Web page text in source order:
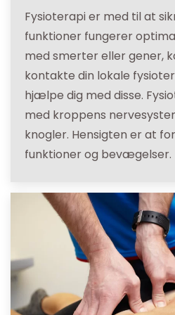
Fysioterapi er med til at
funktioner fungerer
med smerter eller gener,
kontakte din lokale
hjælpe dig med disse.
med kroppens
knogler. Hensigten er at
funktioner og bevægelser.